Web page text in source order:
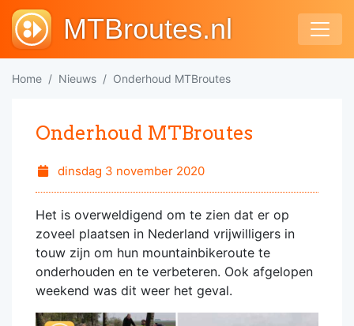
MTBroutes.nl
Home Nieuws Onderhoud MTBroutes
Onderhoud MTBroutes
dinsdag 3 november 2020
Het is overweldigend om te zien dat er op
zoveel plaatsen in Nederland vrijwilligers in
touw zijn om hun mountainbikeroute te
onderhouden en te verbeteren. Ook afgelopen
weekend was dit weer het geval.